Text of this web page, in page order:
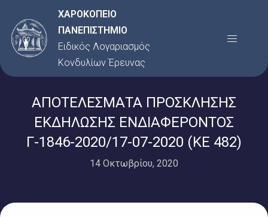
στο
περιεχόμενο
ΧΑΡΟΚΟΠΕΙΟ
ΠΑΝΕΠΙΣΤΗΜΙΟ
Ειδικός Λογαριασμός
Κονδυλίων Έρευνας
Menu
ΑΠΟΤΕΛΕΣΜΑΤΑ ΠΡΟΣΚΛΗΣΗΣ
ΕΚΔΗΛΩΣΗΣ ΕΝΔΙΑΦΕΡΟΝΤΟΣ
Γ-1846-2020/17-07-2020 (ΚΕ 482)
14 Οκτωβρίου, 2020